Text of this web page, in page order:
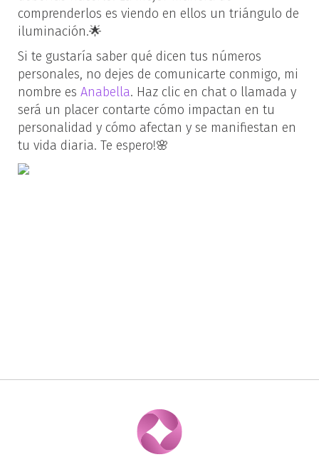
comprenderlos es viendo en ellos un triángulo de
iluminación.🌟
Si te gustaría saber qué dicen tus números
personales, no dejes de comunicarte conmigo, mi
nombre es Anabella. Haz clic en chat o llamada y
será un placer contarte cómo impactan en tu
personalidad y cómo afectan y se manifiestan en
tu vida diaria. Te espero!🌸